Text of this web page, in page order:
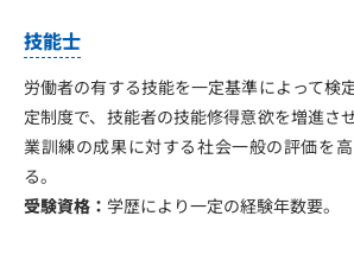
技能士
労働者の有する技能を一定基準によって検
定制度で、技能者の技能修得意欲を増進さ
業訓練の成果に対する社会一般の評価を
る。
受験資格： 学歴により一定の経験年数要。